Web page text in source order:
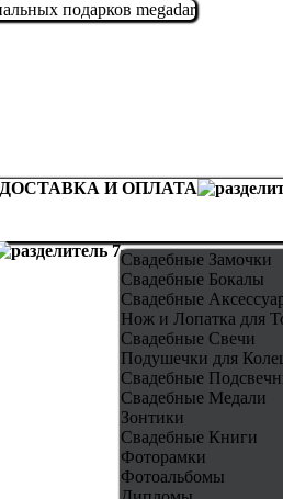
ДОСТАВКА И ОПЛАТА
Свадебные Замочки
Свадебные Бокалы
Свадебные
Нож и Лопатка для
Свадебные Свечи
Подушечки для
Свадебные
Свадебные Медали
Зонтики
Свадебные Книги
Фоторамки
Фотоальбомы